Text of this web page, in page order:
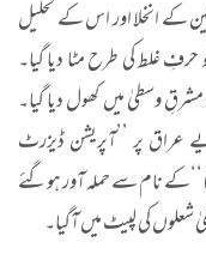
یونین کے انخلا اور اس کے تحلیل
غلط کی طرح مٹا دیا گیا۔
مشرقِ وسطیٰ میں کھول دیا گیا۔
عراق پر ’’آپریشن ڈیزرٹ
کے نام سے حملہ آور ہوگئے
کی لپیٹ میں آگیا۔